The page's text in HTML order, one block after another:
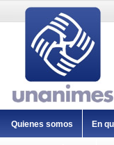
Quienes somos En